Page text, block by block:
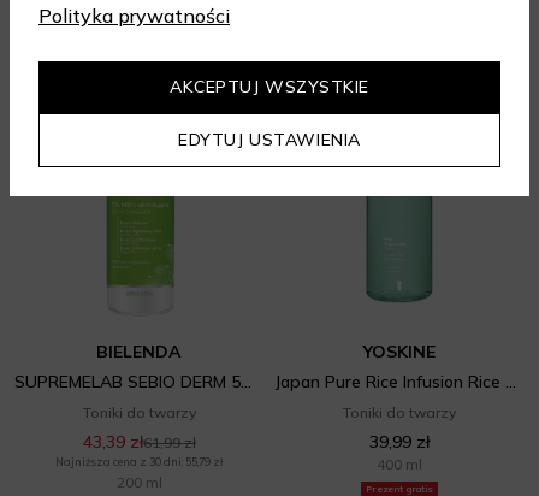
BIELENDA
SUPREMELAB SEBIO DERM 5% Mikro-eksfoliujący tonik z kwasami
Toniki do twarzy
43,39 zł61,99 zł
Najniższa cena z 30 dni: 55,79 zł
200 ml Prezent gratis
YOSKINE
Japan Pure Rice Infusion Rice Brightening Toner
Toniki do twarzy
39,99 zł
400 ml
Polityka prywatności
EDYTUJ USTAWIENIA
AKCEPTUJ WSZYSTKIE